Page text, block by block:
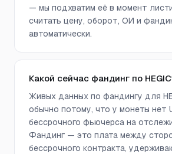
— мы подхватим её в момент
считать цену, оборот, ОИ и
автоматически.
Какой сейчас фандинг по
Живых данных по фандингу для
обычно потому, что у монеты нет
бессрочного фьючерса на
Фандинг — это плата между
бессрочного контракта,